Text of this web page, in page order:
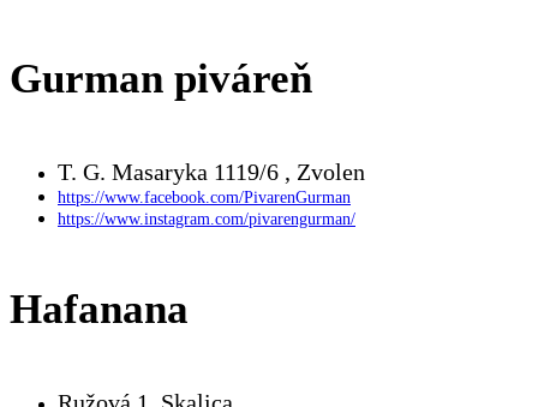
Gurman piváreň
T. G. Masaryka 1119/6 , Zvolen
https://www.facebook.com/PivarenGurman
https://www.instagram.com/pivarengurman/
Hafanana